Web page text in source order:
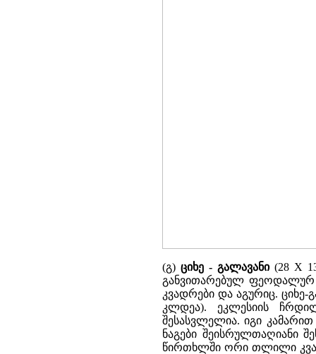
(გ)ციხე - გალავანი(28 X
განვითარებულ ფეოდალურ
კვადრები და აგურიც. ციხე-
კლდეა). ეკლესიის
შესასვლელია. იგი
ნაგები შეისრულთაღიანი
წირთხლში ორი თლილი